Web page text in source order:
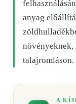
anyag
talajromláson.
A